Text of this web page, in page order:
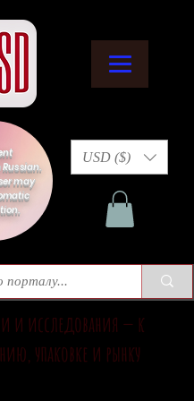
may
USD ($)
и исследования — к
упаковке и рынку